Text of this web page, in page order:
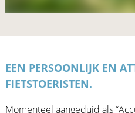
EEN PERSOONLIJK EN
FIETSTOERISTEN.
Momenteel aangeduid als